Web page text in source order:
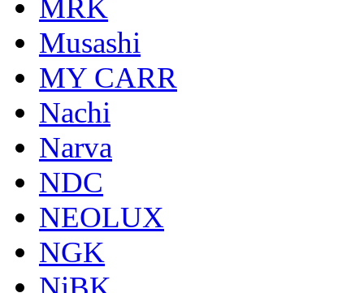
MRK
Musashi
MY CARR
Nachi
Narva
NDC
NEOLUX
NGK